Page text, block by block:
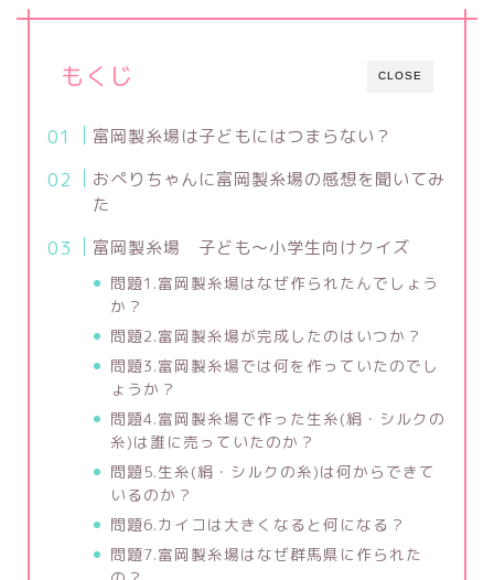
CLOSE
もくじ
富岡製糸場は子どもにはつまらない？
おぺりちゃんに富岡製糸場の感想を聞いてみ
た
富岡製糸場 子ども～小学生向けクイズ
問題1.富岡製糸場はなぜ作られたんでしょう
か？
問題2.富岡製糸場が完成したのはいつか？
問題3.富岡製糸場では何を作っていたのでし
ょうか？
問題4.富岡製糸場で作った生糸(絹・シルクの
糸)は誰に売っていたのか？
問題5.生糸(絹・シルクの糸)は何からできて
いるのか？
問題6.カイコは大きくなると何になる？
問題7.富岡製糸場はなぜ群馬県に作られた